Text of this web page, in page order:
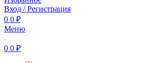
Вход / Регистрация
0 0 ₽
Меню
0 0 ₽